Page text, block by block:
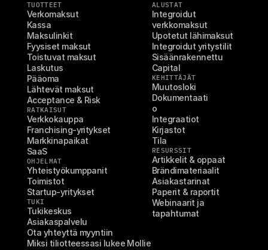
TUOTTEET
Verkomaksut
Kassa
Maksulinkit
Fyysiset maksut
Toistuvat maksut
Laskutus
Pääoma
Lähtevät maksut
Acceptance & Risk
RATKAISUT
Verkkokauppa
Franchising-yritykset
Markkinapaikat
SaaS
OHJELMAT
Yhteistyökumppanit
Toimistot
Startup-yritykset
TUKI
Tukikeskus
Asiakaspalvelu
Ota yhteyttä myyntiin
Miksi tiliotteessasi lukee Mollie
ALUSTAT
Integroidut
verkkomaksut
Upotetut lähimaksut
Integroidut yritystilit
Sisäänrakennettu
Capital
KEHITTÄJÄT
Muutosloki
Dokumentaati
o
Integraatiot
Kirjastot
Tila
RESURSSIT
Artikkelit & oppaat
Brändimateriaalit
Asiakastarinat
Paperit & raportit
Webinaarit ja
tapahtumat